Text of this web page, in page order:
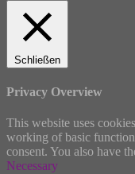
Schließen
Privacy Overview
This website uses
working of basic
consent. You also have
Necessary